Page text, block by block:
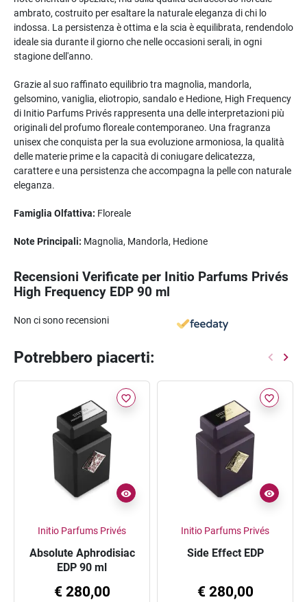
ambrato, costruito per esaltare la naturale eleganza di chi lo
indossa. La persistenza è ottima e la scia è equilibrata, rendendolo
ideale sia durante il giorno che nelle occasioni serali, in ogni
stagione dell'anno.
Grazie al suo raffinato equilibrio tra magnolia, mandorla,
gelsomino, vaniglia, eliotropio, sandalo e Hedione, High Frequency
di Initio Parfums Privés rappresenta una delle interpretazioni più
originali del profumo floreale contemporaneo. Una fragranza
unisex che conquista per la sua evoluzione armoniosa, la qualità
delle materie prime e la capacità di coniugare delicatezza,
carattere e una persistenza che accompagna la pelle con naturale
eleganza.
Famiglia Olfattiva: Floreale
Note Principali: Magnolia, Mandorla, Hedione
Recensioni Verificate per Initio Parfums Privés
High Frequency EDP 90 ml
Non ci sono recensioni
Potrebbero piacerti:
favorite_border
Initio Parfums Privés
Absolute Aphrodisiac
EDP 90 ml
€ 280,00
favorite_border
Initio Parfums Privés
Side Effect EDP
€ 280,00